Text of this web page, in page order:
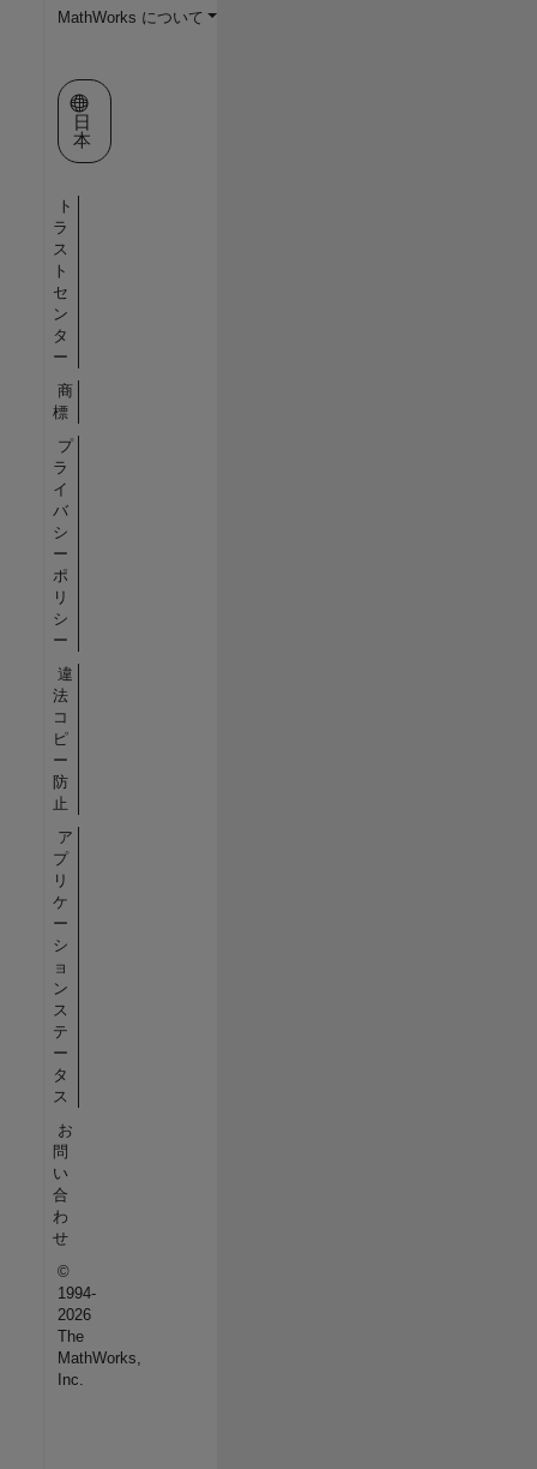
MathWorks について
Web サイトの選択
日
本
ト
ラ
ス
ト
セ
ン
タ
ー
商
標
プ
ラ
イ
バ
シ
ー
ポ
リ
シ
ー
違
法
コ
ピ
ー
防
止
ア
プ
リ
ケ
ー
シ
ョ
ン
ス
テ
ー
タ
ス
お
問
い
合
わ
せ
©
1994-
2026
The
MathWorks,
Inc.